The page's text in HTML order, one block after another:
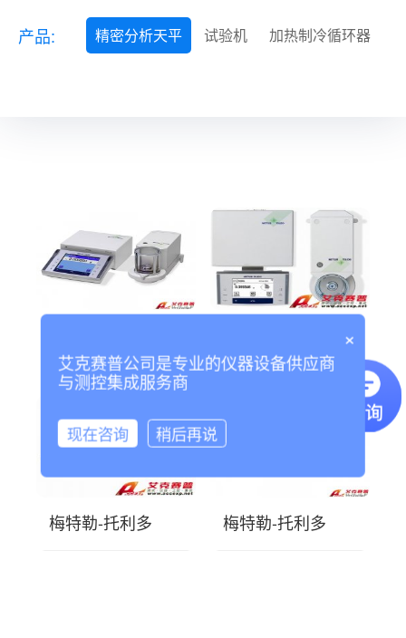
产品: 精密分析天平 试验机 加热制冷循环器
微量天平
XS3DU微量天平
梅特勒-托利多
梅特勒-托利多
×
艾克赛普公司是专业的仪器设备供应商
与测控集成服务商
现在咨询 稍后再说